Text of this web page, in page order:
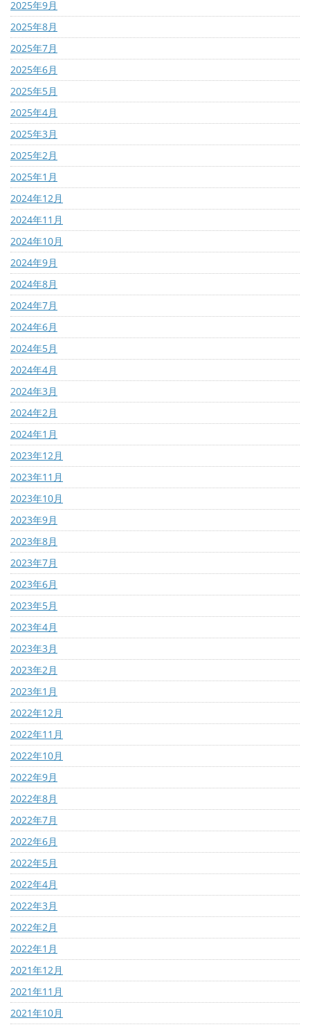
2025年9月
2025年8月
2025年7月
2025年6月
2025年5月
2025年4月
2025年3月
2025年2月
2025年1月
2024年12月
2024年11月
2024年10月
2024年9月
2024年8月
2024年7月
2024年6月
2024年5月
2024年4月
2024年3月
2024年2月
2024年1月
2023年12月
2023年11月
2023年10月
2023年9月
2023年8月
2023年7月
2023年6月
2023年5月
2023年4月
2023年3月
2023年2月
2023年1月
2022年12月
2022年11月
2022年10月
2022年9月
2022年8月
2022年7月
2022年6月
2022年5月
2022年4月
2022年3月
2022年2月
2022年1月
2021年12月
2021年11月
2021年10月